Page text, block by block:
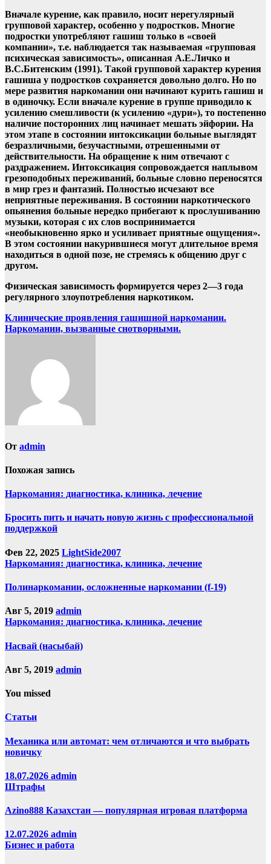
Вначале курение, как правило, носит нерегулярный
групповой характер, особенно у подростков. Многие
подростки употребляют гашиш только в «своей
компании», т.е. наблюдается так называемая «групповая
психическая зависимость», описанная А.Е.Личко и
В.С.Битенским (1991). Такой групповой характер курения
гашиша у подростков сохраняется довольно долго. Но по
мере развития наркомании они начинают курить гашиш и
в одиночку. Если вначале курение в группе приводило к
усилению смешливости (к усилению «дури»), то постепенно
наличие посторонних лиц начинает мешать эйфории. На
этом этапе в состоянии интоксикации больные выглядят
безразличными, безучастными, отрешенными от
действительности. На обращение к ним отвечают с
раздражением. Интоксикация сопровождается наплывом
грезоподобных переживаний, больные словно переносятся
в мир грез и фантазий. Полностью исчезают все
неприятные переживания. В состоянии наркотического
опьянения больные нередко прибегают к прослушиванию
музыки, которая с их слов воспринимается
«необыкновенно ярко и усиливает приятные ощущения».
В этом состоянии накурившиеся могут длительное время
находиться в одной позе, не стремясь к общению друг с
другом.
Физическая зависимость формируется через 2—3 года
регулярного злоупотребления наркотиком.
Навигация
по
Клинические проявления гашишной наркомании.
Наркомании, вызванные снотворными.
От admin
Похожая запись
Наркомания: диагностика, клиника, лечение
Бросить пить и начать новую жизнь с профессиональной
поддержкой
Фев 22, 2025 LightSide2007
Наркомания: диагностика, клиника, лечение
Полинаркомании, осложненные наркомании (f-19)
Авг 5, 2019 admin
Наркомания: диагностика, клиника, лечение
Насвай (насыбай)
Авг 5, 2019 admin
You missed
Статьи
Механика или автомат: чем отличаются и что выбрать
новичку
18.07.2026 admin
Штрафы
Azino888 Казахстан — популярная игровая платформа
12.07.2026 admin
Бизнес и работа